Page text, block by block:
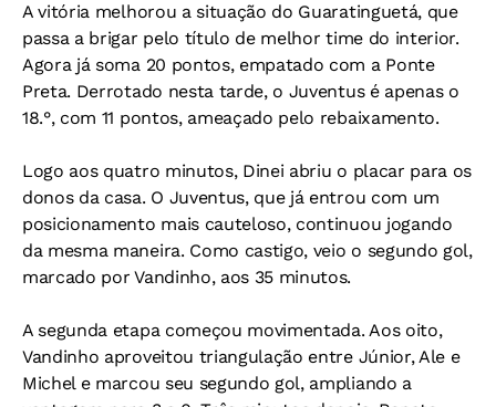
A vitória melhorou a situação do Guaratinguetá, que
passa a brigar pelo título de melhor time do interior.
Agora já soma 20 pontos, empatado com a Ponte
Preta. Derrotado nesta tarde, o Juventus é apenas o
18.°, com 11 pontos, ameaçado pelo rebaixamento.
Logo aos quatro minutos, Dinei abriu o placar para os
donos da casa. O Juventus, que já entrou com um
posicionamento mais cauteloso, continuou jogando
da mesma maneira. Como castigo, veio o segundo gol,
marcado por Vandinho, aos 35 minutos.
A segunda etapa começou movimentada. Aos oito,
Vandinho aproveitou triangulação entre Júnior, Ale e
Michel e marcou seu segundo gol, ampliando a